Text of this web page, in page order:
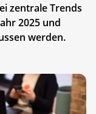
zentrale Trends
2025 und
werden.